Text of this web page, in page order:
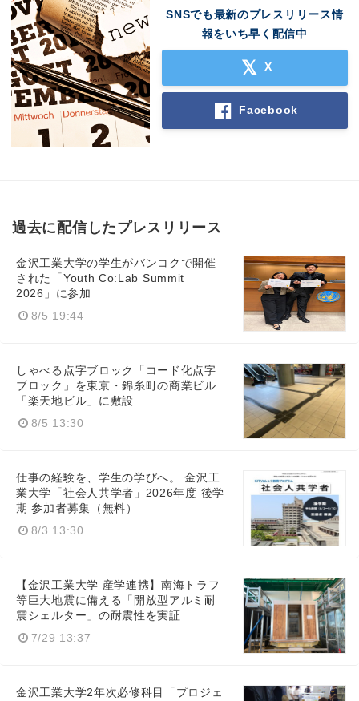
SNSでも最新のプレスリリース情
報をいち早く配信中
X
Facebook
過去に配信したプレスリリース
金沢工業大学の学生がバンコクで開催
された「Youth Co:Lab Summit
2026」に参加
8/5 19:44
しゃべる点字ブロック「コード化点字
ブロック」を東京・錦糸町の商業ビル
「楽天地ビル」に敷設
8/5 13:30
仕事の経験を、学生の学びへ。 金沢工
業大学「社会人共学者」2026年度 後学
期 参加者募集（無料）
8/3 13:30
【金沢工業大学 産学連携】南海トラフ
等巨大地震に備える「開放型アルミ耐
震シェルター」の耐震性を実証
7/29 13:37
金沢工業大学2年次必修科目「プロジェ